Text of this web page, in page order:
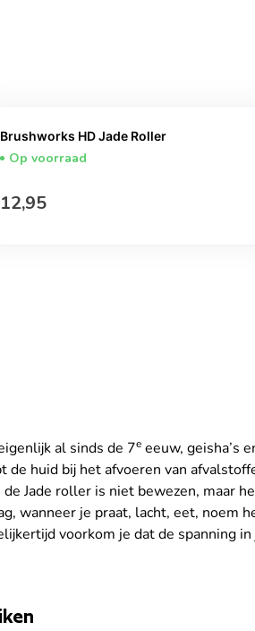
Brushworks HD Jade Roller
Op voorraad
Normale prijs
12,95
al sinds de 7e eeuw, geisha’s
de huid bij het afvoeren van
Jade roller is niet bewezen, maar
wanneer je praat, lacht, eet, noem
voorkom je dat de spanning